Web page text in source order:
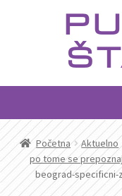
Početna Aktuelno
po tome se
beograd-specificni-